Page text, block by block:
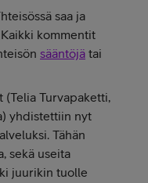
saa ja
kommentit
sääntöjä tai
Turvapaketti,
yhdistettiin nyt
Tähän
sekä useita
juurikin tuolle